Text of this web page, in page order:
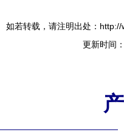
如若转载，请注明出处：
更新时间